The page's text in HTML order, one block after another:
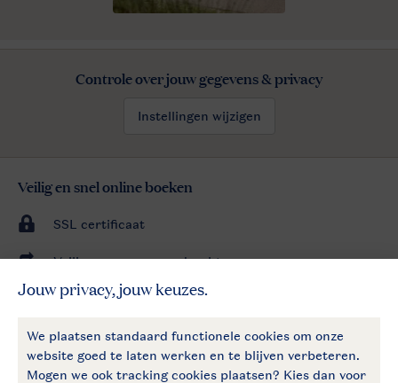
Controle over jouw gegevens & privacy
Instellingen wijzigen
Veilig en snel online boeken
SSL certificaat
Veilige gegevensoverdracht
Veilige betaling
Service & Contact